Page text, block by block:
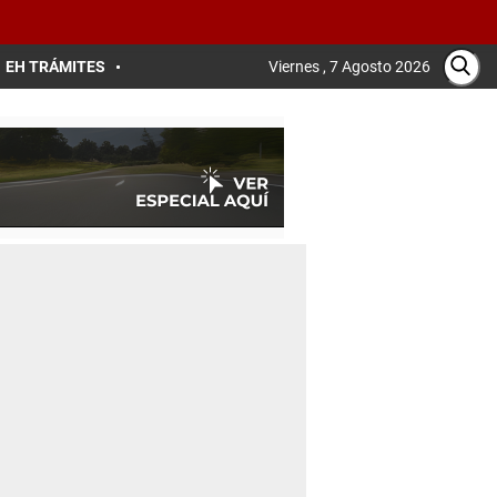
EH TRÁMITES Viernes , 7 Agosto 2026